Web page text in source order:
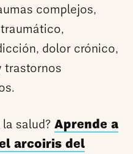
complejos,
dolor crónico,
trastornos
la salud?Aprende a
arcoiris del